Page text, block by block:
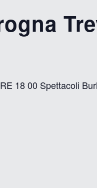
18 00 Spettacoli